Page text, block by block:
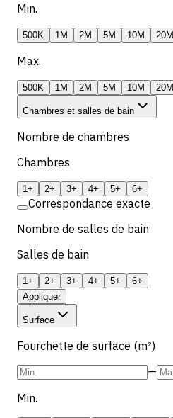
Min.
500K 1M 2M 5M 10M 20M
Max.
500K 1M 2M 5M 10M 20M
Chambres et salles de bain
Nombre de chambres
Chambres
1+ 2+ 3+ 4+ 5+ 6+
Correspondance exacte
Nombre de salles de bain
Salles de bain
1+ 2+ 3+ 4+ 5+
6+
Appliquer
Surface
Fourchette de surface (m²)
—
Min.